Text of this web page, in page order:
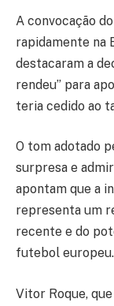
A convocação
rapidamente na
destacaram a
rendeu” para
teria cedido ao
O tom adotado
surpresa e
apontam que a
representa um
recente e do
futebol europeu.
Vitor Roque,